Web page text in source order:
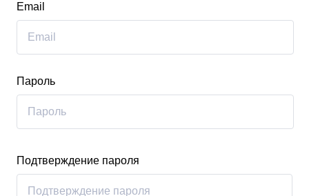
Email
Пароль
Подтверждение пароля